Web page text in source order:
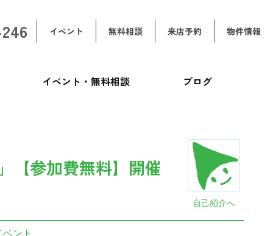
イベント 無料相談 来店予約 物件情報
イベント・無料相談 ブログ
自己紹介へ
【参加費無料】開催
ベント